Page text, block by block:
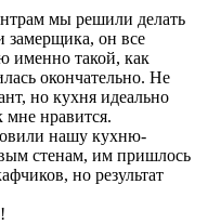
мы решили делать
замерщика, он все
именно такой, как
окончательно. Не
но кухня идеально
мне нравится.
нашу кухню-
стенам, им пришлось
но результат